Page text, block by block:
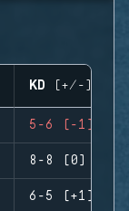
KD (+/-)
5-6 (-1)
8-8 (0)
6-5 (+1)